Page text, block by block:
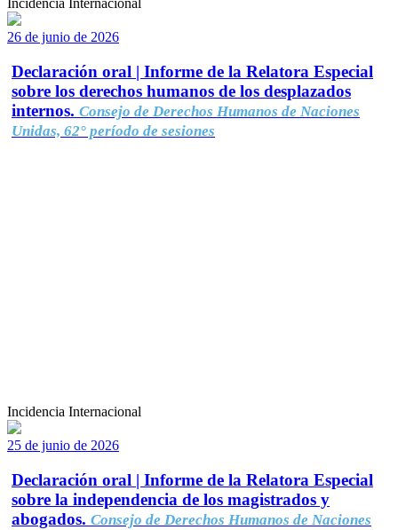
Incidencia Internacional
26 de junio de 2026
Declaración oral | Informe de la Relatora Especial
sobre los derechos humanos de los desplazados
internos. Consejo de Derechos Humanos de Naciones
Unidas, 62° período de sesiones
Incidencia Internacional
25 de junio de 2026
Declaración oral | Informe de la Relatora Especial
sobre la independencia de los magistrados y
abogados. Consejo de Derechos Humanos de Naciones